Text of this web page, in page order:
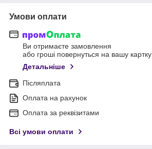
Умови оплати
Ви отримаєте замовлення
або гроші повернуться на вашу картку
Детальніше
Післяплата
Оплата на рахунок
Оплата за реквізитами
Всі умови оплати